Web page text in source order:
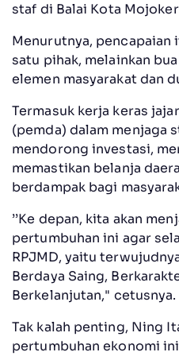
staf di Balai Kota
Menurutnya,
satu pihak, melainkan
elemen masyarakat dan
Termasuk kerja keras
(pemda) dalam menjaga
mendorong investasi,
memastikan belanja
berdampak bagi
’’Ke depan, kita akan
pertumbuhan ini agar
RPJMD, yaitu
Berdaya Saing,
Berkelanjutan," cetusnya.
Tak kalah penting, Ning
pertumbuhan ekonomi